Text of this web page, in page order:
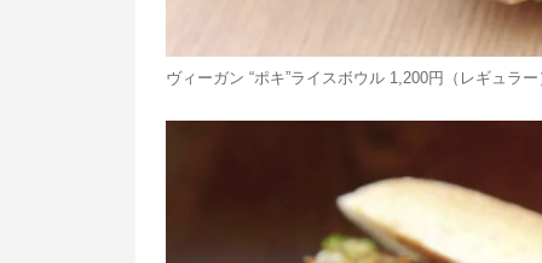
ヴィーガン “ポキ”ライスボウル 1,200円（レギュラー